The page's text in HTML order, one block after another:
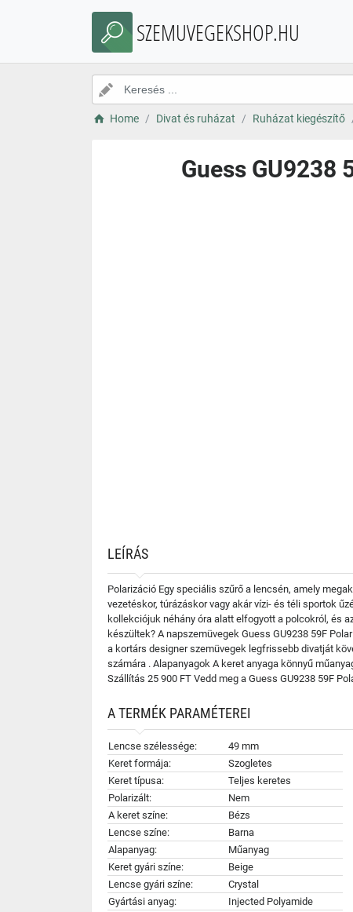
SZEMUVEGEKSHOP.HU
Home Divat és ruházat Ruházat kiegészítő
Guess GU9238
LEÍRÁS
Polarizáció Egy speciális szűrő a lencsén, amely
vezetéskor, túrázáskor vagy akár vízi- és téli sportok
kollekciójuk néhány óra alatt elfogyott a polcokról, és
készültek? A napszemüvegek Guess GU9238 59F
a kortárs designer szemüvegek legfrissebb divatját
számára . Alapanyagok A keret anyaga könnyű
Szállítás 25 900 FT Vedd meg a Guess GU9238 59F
A TERMÉK PARAMÉTEREI
Lencse szélessége:
49 mm
Keret formája:
Szogletes
Keret típusa:
Teljes keretes
Polarizált:
Nem
A keret színe:
Bézs
Lencse színe:
Barna
Alapanyag:
Műanyag
Keret gyári színe:
Beige
Lencse gyári színe:
Crystal
Gyártási anyag:
Injected Polyamide